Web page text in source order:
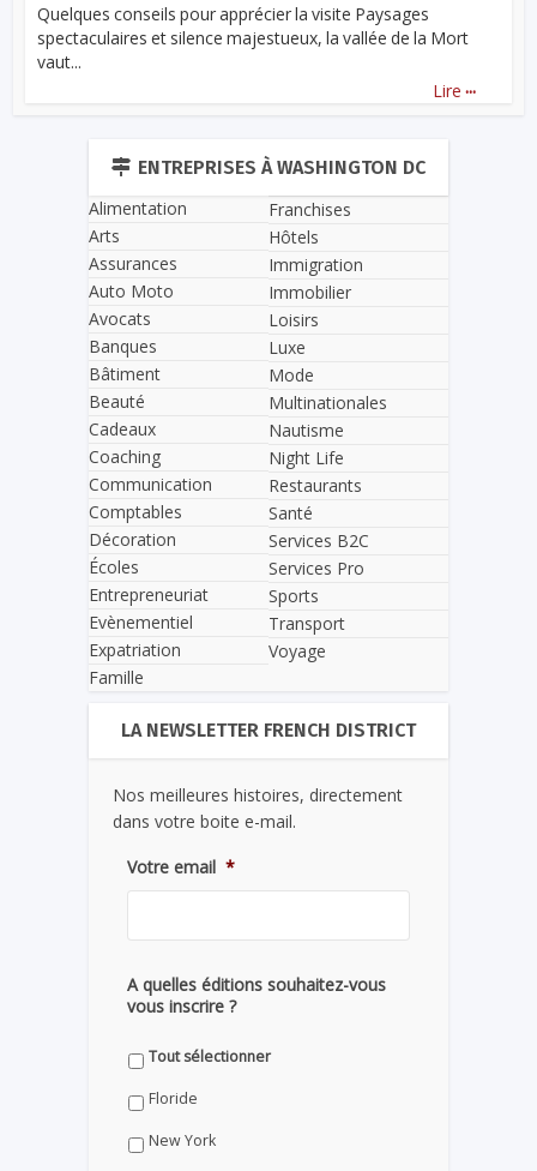
Quelques conseils pour apprécier la visite Paysages
spectaculaires et silence majestueux, la vallée de la Mort
vaut...
Lire ...
ENTREPRISES À WASHINGTON DC
Alimentation
Arts
Assurances
Auto Moto
Avocats
Banques
Bâtiment
Beauté
Cadeaux
Coaching
Communication
Comptables
Décoration
Écoles
Entrepreneuriat
Evènementiel
Expatriation
Famille
Franchises
Hôtels
Immigration
Immobilier
Loisirs
Luxe
Mode
Multinationales
Nautisme
Night Life
Restaurants
Santé
Services B2C
Services Pro
Sports
Transport
Voyage
LA NEWSLETTER FRENCH DISTRICT
Nos meilleures histoires, directement
dans votre boite e-mail.
Votre email *
A quelles éditions souhaitez-vous
vous inscrire ?
Tout sélectionner
Floride
New York